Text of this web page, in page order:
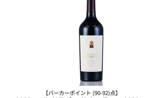
【パーカーポイント (90-92)点】